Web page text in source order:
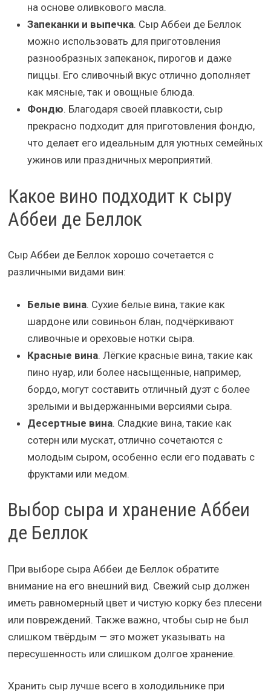
на основе оливкового масла.
Запеканки и выпечка. Сыр Аббеи де Беллок
можно использовать для приготовления
разнообразных запеканок, пирогов и даже
пиццы. Его сливочный вкус отлично дополняет
как мясные, так и овощные блюда.
Фондю. Благодаря своей плавкости, сыр
прекрасно подходит для приготовления фондю,
что делает его идеальным для уютных семейных
ужинов или праздничных мероприятий.
Какое вино подходит к сыру
Аббеи де Беллок
Сыр Аббеи де Беллок хорошо сочетается с
различными видами вин:
Белые вина. Сухие белые вина, такие как
шардоне или совиньон блан, подчёркивают
сливочные и ореховые нотки сыра.
Красные вина. Лёгкие красные вина, такие как
пино нуар, или более насыщенные, например,
бордо, могут составить отличный дуэт с более
зрелыми и выдержанными версиями сыра.
Десертные вина. Сладкие вина, такие как
сотерн или мускат, отлично сочетаются с
молодым сыром, особенно если его подавать с
фруктами или медом.
Выбор сыра и хранение Аббеи
де Беллок
При выборе сыра Аббеи де Беллок обратите
внимание на его внешний вид. Свежий сыр должен
иметь равномерный цвет и чистую корку без плесени
или повреждений. Также важно, чтобы сыр не был
слишком твёрдым — это может указывать на
пересушенность или слишком долгое хранение.
Хранить сыр лучше всего в холодильнике при